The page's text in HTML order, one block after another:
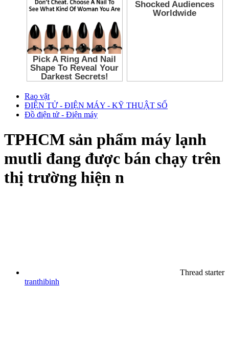
Rao vặt
ĐIỆN TỬ - ĐIỆN MÁY - KỸ THUẬT SỐ
Đồ điện tử - Điện máy
TPHCM sản phẩm máy lạnh
mutli đang được bán chạy trên
thị trường hiện n
Thread starter
tranthibinh